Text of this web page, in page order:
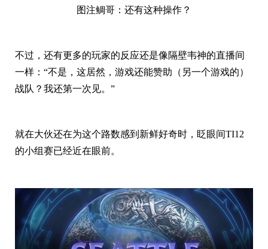
图注鲷哥：还有这种操作？
不过，还有更多的玩家的反应还是像隔壁韦神的直播间
一样：“不是，这居然，游戏还能赞助（另一个游戏的）
战队？我还第一次见。”
就在大伙还在为这个路数感到新鲜好奇时，眨眼间TI12
的小组赛已经近在眼前。